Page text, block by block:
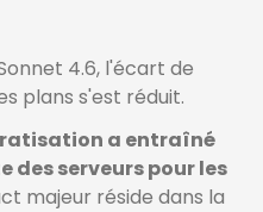
4.6, l'écart de
plans s'est réduit.
a entraîné
serveurs pour les
majeur réside dans la